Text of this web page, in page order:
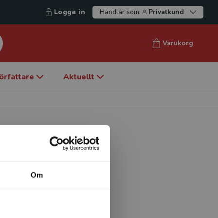
Om
Logga in Handlar som: Privatkund
Varukorg
Aktuellt